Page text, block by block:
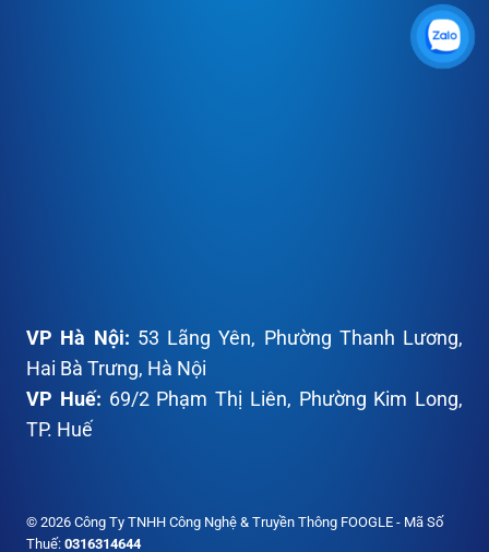
VP Hà Nội: 53 Lãng Yên, Phường Thanh Lương,
Hai Bà Trưng, Hà Nội
VP Huế: 69/2 Phạm Thị Liên, Phường Kim Long,
TP. Huế
© 2026 Công Ty TNHH Công Nghệ & Truyền Thông FOOGLE - Mã Số
Thuế: 0316314644